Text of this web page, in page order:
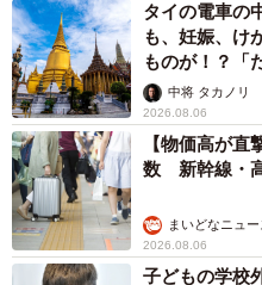
「おかえり、お母さん」（ちひろ
―タイトルに込めた意味を教
「３つの意味があります。
ちゃんなんですよね。もち
す。そんなおばあちゃんが
いた「お母さん」時代に戻
タイの電車の
も、妊娠、
ものが！？「
中将 タカノリ
2026.08.06
【物価高が
数 新幹線・
まいどなニュ
2026.08.06
子どもの学校